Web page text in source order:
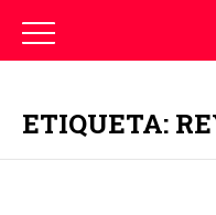
ETIQUETA: